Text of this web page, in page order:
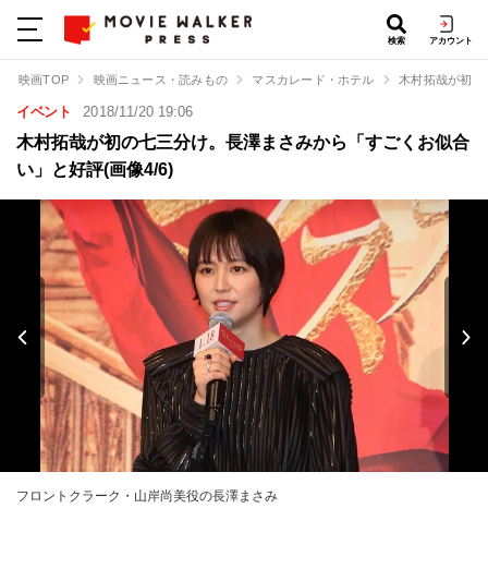
検索 アカウント
映画TOP 映画ニュース・読みもの マスカレード・ホテル 木村拓哉が初
イベント 2018/11/20 19:06
木村拓哉が初の七三分け。長澤まさみから「すごくお似合
い」と好評(画像4/6)
フロントクラーク・山岸尚美役の長澤まさみ